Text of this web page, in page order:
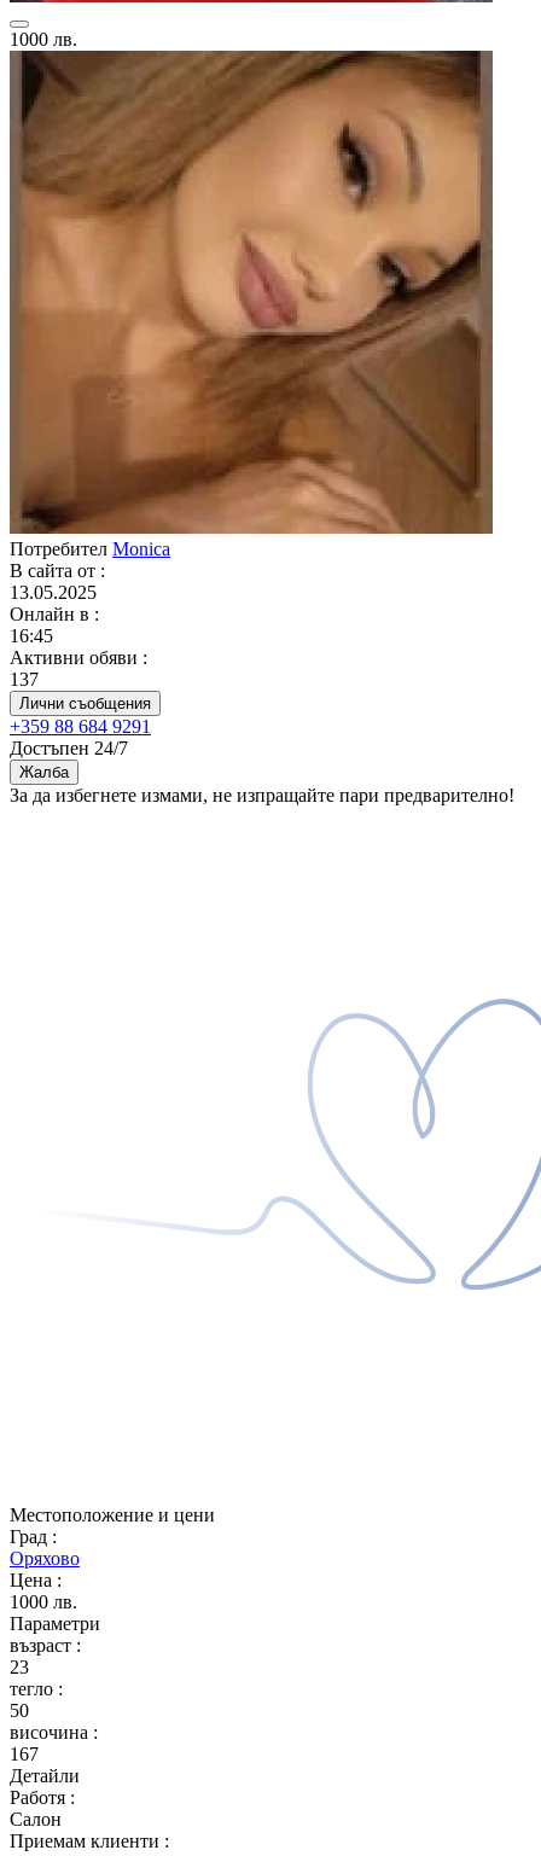
1000 лв.
Потребител Monica
В сайта от :
13.05.2025
Онлайн в :
16:45
Активни обяви :
137
Лични съобщения
+359 88 684 9291
Достъпен 24/7
Жалба
За да избегнете измами, не изпращайте пари предварително!
Местоположение и цени
Град :
Оряхово
Цена :
1000 лв.
Параметри
възраст :
23
тегло :
50
височина :
167
Детайли
Работя :
Салон
Приемам клиенти :